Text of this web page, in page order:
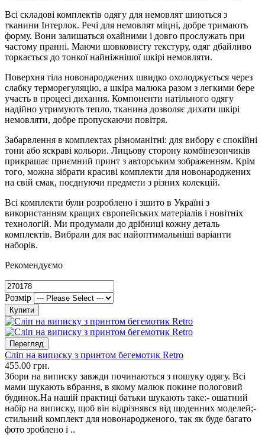
Всі складові комплектів одягу для немовлят шиються з
тканини Інтерлок. Речі для немовлят міцні, добре тримають
форму. Вони залишаться охайними і довго прослужать при
частому пранні. Маючи шовковисту текстуру, одяг дбайливо
торкається до тонкої найніжнішої шкірі немовляти.
Поверхня тіла новонароджених швидко охолоджується через
слабку терморегуляцію, а шкіра малюка разом з легкими бере
участь в процесі дихання. Компоненти натільного одягу
надійно утримують тепло, тканина дозволяє дихати шкірі
немовляти, добре пропускаючи повітря.
Забарвлення в комплектах різноманітні: для вибору є спокійні
тони або яскраві кольори. Лицьову сторону комбінезончиків
прикрашає приємний принт з авторським зображенням. Крім
того, можна зібрати красиві комплекти для новонароджених
на свій смак, поєднуючи предмети з різних колекцій.
Всі комплекти були розроблено і зшито в Україні з
використанням кращих європейських матеріалів і новітніх
технологій. Ми продумали до дрібниці кожну деталь
комплектів. Вибрали для вас найоптимальніші варіанти
наборів.
Рекомендуємо
Розмір
Купити
Перегляд
Сліп на виписку з принтом бегемотик Retro
455.00 грн.
Збори на виписку завжди починаються з пошуку одягу. Всі
мами шукають вбрання, в якому малюк покине пологовий
будинок.На нашій практиці батьки шукають таке:- ошатний
набір на виписку, щоб він відрізнявся від щоденних моделей;-
стильний комплект для новонародженого, так як буде багато
фото зроблено і ..